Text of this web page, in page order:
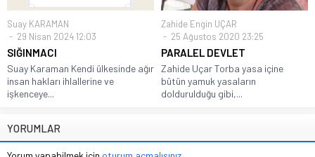
Suay KARAMAN
29 Nisan 2024 12:03
SIĞINMACI
Suay Karaman Kendi ülkesinde ağır
insan hakları ihlallerine ve
işkenceye...
Zahide Engin UÇAR
25 Ağustos 2020 23:25
PARALEL DEVLET
Zahide Uçar Torba yasa içine
bütün yamuk yasaların
doldurulduğu gibi,...
YORUMLAR